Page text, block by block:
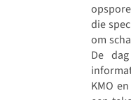
die
om
De
KMO